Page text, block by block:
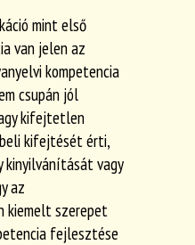
mint első
van jelen az
kompetencia
csupán jól
kifejtetlen
kifejtését érti,
kinyilvánítását vagy
az
kiemelt szerepet
fejlesztése